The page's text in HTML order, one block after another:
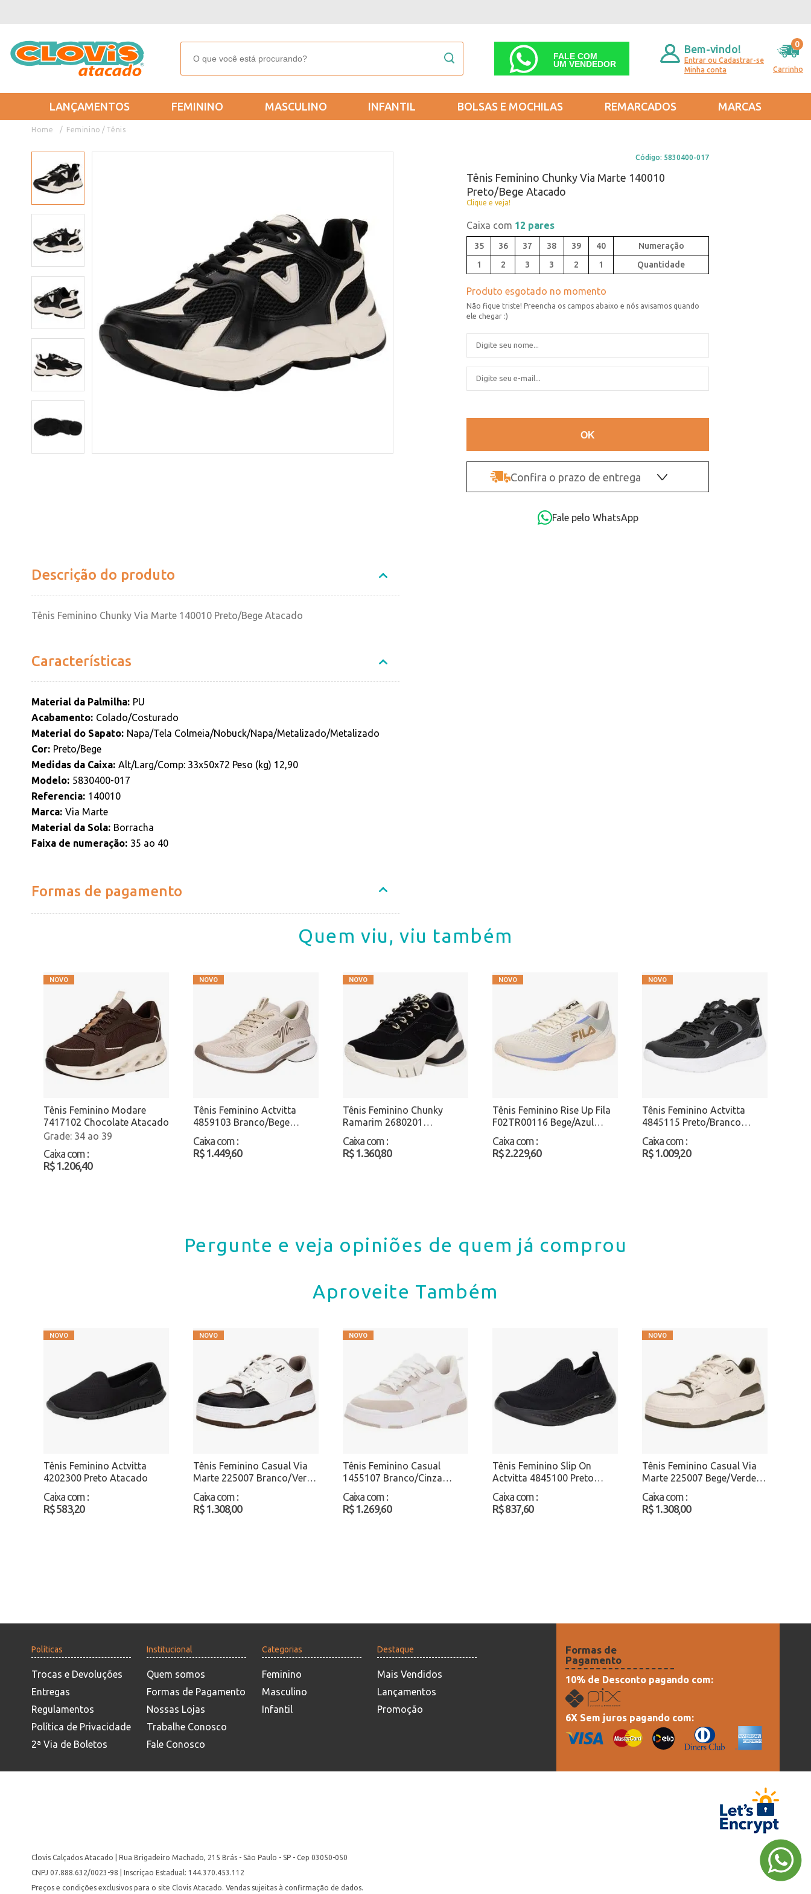
FALE COM
UM VENDEDOR
Bem-vindo!
Entrar ou Cadastrar-se
Minha conta
Carrinho
0
LANÇAMENTOS FEMININO MASCULINO INFANTIL BOLSAS E MOCHILAS REMARCADOS MARCAS
Feminino Tênis
Código: 5830400-017
Tênis Feminino Chunky Via Marte 140010
Preto/Bege Atacado
Clique e veja!
Caixa com 12 pares
35 36 37 38 39
40
1
2 3 3 2 1 Quantidade
Confira o prazo de entrega
Fale pelo WhatsApp
Descrição do produto
Tênis Feminino Chunky Via Marte 140010 Preto/Bege Atacado
Características
Material da Palmilha PU
Acabamento Colado/Costurado
Material do Sapato Napa/Tela Colmeia/Nobuck/Napa/Metalizado/Metalizado
Cor Preto/Bege
Medidas da Caixa Alt/Larg/Comp: 33x50x72 Peso (kg) 12,90
Modelo 5830400-017
Referencia 140010
Marca Via Marte
Material da Sola Borracha
Faixa de numeração 35 ao 40
Formas de pagamento
Quem viu, viu também
Tênis Feminino Modare
7417102 Chocolate Atacado
34 ao 39
Caixa com :
R$ 1.206,40
Tênis Feminino Actvitta
4859103 Branco/Bege
Atacado
Caixa com :
R$ 1.449,60
Tênis Feminino Chunky
Ramarim 2680201
Preto/Nobuck Atacado
Caixa com :
R$ 1.360,80
Tênis Feminino Rise Up Fila
F02TR00116 Bege/Azul
Atacado
Caixa com :
R$ 2.229,60
Tênis Feminino Actvitta
4845115 Preto/Branco
Atacado
Caixa com :
R$ 1.009,20
Pergunte e veja opiniões de quem já comprou
Aproveite Também
Tênis Feminino Actvitta
4202300 Preto Atacado
Caixa com :
R$ 583,20
Tênis Feminino Casual Via
Marte 225007 Branco/Verde
Atacado
Caixa com :
R$ 1.308,00
Tênis Feminino Casual
1455107 Branco/Cinza
Atacado
Caixa com :
R$ 1.269,60
Tênis Feminino Slip On
Actvitta 4845100 Preto
Atacado
Caixa com :
R$ 837,60
Tênis Feminino Casual Via
Marte 225007 Bege/Verde
Atacado
Caixa com :
R$ 1.308,00
Políticas
Trocas e Devoluções
Entregas
Regulamentos
Política de Privacidade
2ª Via de Boletos
Institucional
Quem somos
Formas de Pagamento
Nossas Lojas
Trabalhe Conosco
Fale Conosco
Categorias
Feminino
Masculino
Infantil
Destaque
Mais Vendidos
Lançamentos
Promoção
Formas de
Pagamento
10% de Desconto pagando com:
6X Sem juros pagando com:
Clovis Calçados Atacado | Rua Brigadeiro Machado, 215 Brás - São Paulo - SP - Cep 03050-050
CNPJ 07.888.632/0023-98 | Inscriçao Estadual: 144.370.453.112
Preços e condições exclusivos para o site Clovis Atacado. Vendas sujeitas à confirmação de dados.